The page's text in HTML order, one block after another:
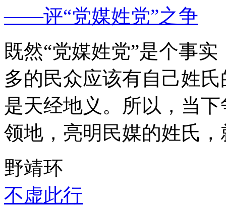
——评“党媒姓党”之争
既然“党媒姓党”是个事
多的民众应该有自己姓
是天经地义。所以，当
领地，亮明民媒的姓氏
野靖环
不虚此行